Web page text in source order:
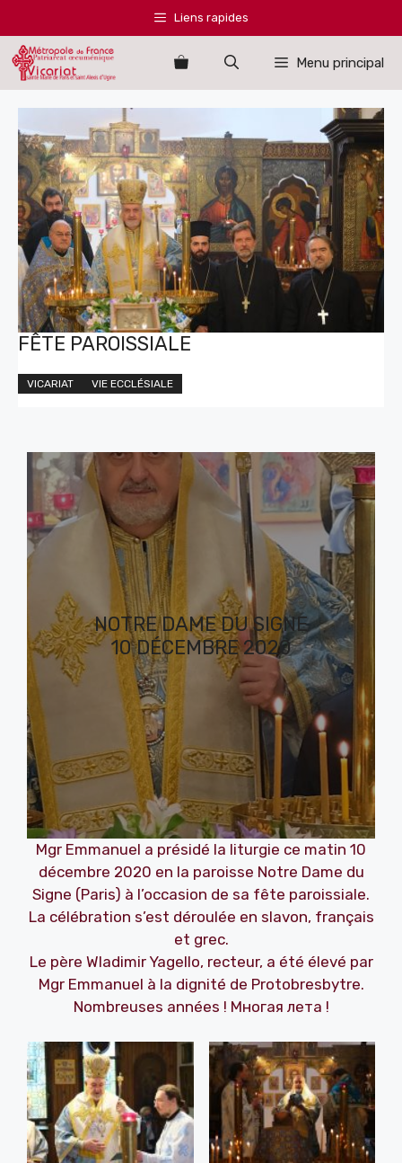
au
contenu
Liens rapides
Menu principal
FÊTE PAROISSIALE
VICARIAT VIE ECCLÉSIALE
NOTRE DAME DU SIGNE
10 DÉCEMBRE 2020
Mgr Emmanuel a présidé la liturgie ce matin 10
décembre 2020 en la paroisse Notre Dame du
Signe (Paris) à l’occasion de sa fête paroissiale.
La célébration s’est déroulée en slavon, français
et grec.
Le père Wladimir Yagello, recteur, a été élevé par
Mgr Emmanuel à la dignité de Protobresbytre.
Nombreuses années ! Многая лета !